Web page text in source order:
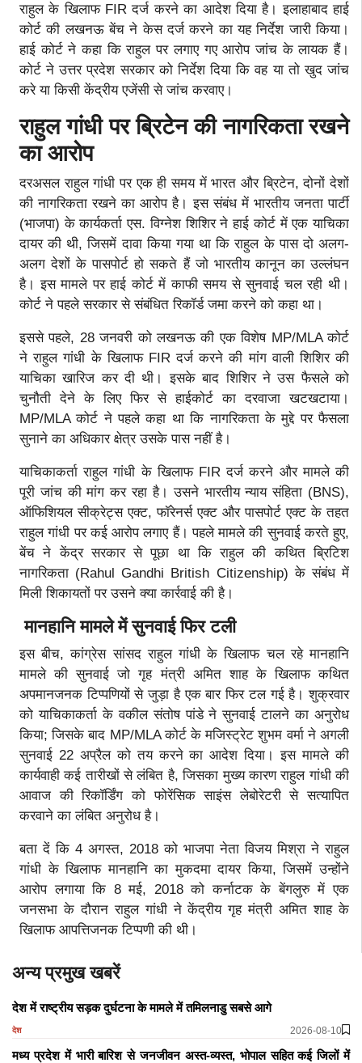
राहुल के खिलाफ FIR दर्ज करने का आदेश दिया है। इलाहाबाद हाई
कोर्ट की लखनऊ बेंच ने केस दर्ज करने का यह निर्देश जारी किया।
हाई कोर्ट ने कहा कि राहुल पर लगाए गए आरोप जांच के लायक हैं।
कोर्ट ने उत्तर प्रदेश सरकार को निर्देश दिया कि वह या तो खुद जांच
करे या किसी केंद्रीय एजेंसी से जांच करवाए।
राहुल गांधी पर ब्रिटेन की नागरिकता रखने
का आरोप
दरअसल राहुल गांधी पर एक ही समय में भारत और ब्रिटेन, दोनों देशों
की नागरिकता रखने का आरोप है। इस संबंध में भारतीय जनता पार्टी
(भाजपा) के कार्यकर्ता एस. विग्नेश शिशिर ने हाई कोर्ट में एक याचिका
दायर की थी, जिसमें दावा किया गया था कि राहुल के पास दो अलग-
अलग देशों के पासपोर्ट हो सकते हैं जो भारतीय कानून का उल्लंघन
है। इस मामले पर हाई कोर्ट में काफी समय से सुनवाई चल रही थी।
कोर्ट ने पहले सरकार से संबंधित रिकॉर्ड जमा करने को कहा था।
इससे पहले, 28 जनवरी को लखनऊ की एक विशेष MP/MLA कोर्ट
ने राहुल गांधी के खिलाफ FIR दर्ज करने की मांग वाली शिशिर की
याचिका खारिज कर दी थी। इसके बाद शिशिर ने उस फैसले को
चुनौती देने के लिए फिर से हाईकोर्ट का दरवाजा खटखटाया।
MP/MLA कोर्ट ने पहले कहा था कि नागरिकता के मुद्दे पर फैसला
सुनाने का अधिकार क्षेत्र उसके पास नहीं है।
याचिकाकर्ता राहुल गांधी के खिलाफ FIR दर्ज करने और मामले की
पूरी जांच की मांग कर रहा है। उसने भारतीय न्याय संहिता (BNS),
ऑफिशियल सीक्रेट्स एक्ट, फॉरेनर्स एक्ट और पासपोर्ट एक्ट के तहत
राहुल गांधी पर कई आरोप लगाए हैं। पहले मामले की सुनवाई करते हुए,
बेंच ने केंद्र सरकार से पूछा था कि राहुल की कथित ब्रिटिश
नागरिकता (Rahul Gandhi British Citizenship) के संबंध में
मिली शिकायतों पर उसने क्या कार्रवाई की है।
मानहानि मामले में सुनवाई फिर टली
इस बीच, कांग्रेस सांसद राहुल गांधी के खिलाफ चल रहे मानहानि
मामले की सुनवाई जो गृह मंत्री अमित शाह के खिलाफ कथित
अपमानजनक टिप्पणियों से जुड़ा है एक बार फिर टल गई है। शुक्रवार
को याचिकाकर्ता के वकील संतोष पांडे ने सुनवाई टालने का अनुरोध
किया; जिसके बाद MP/MLA कोर्ट के मजिस्ट्रेट शुभम वर्मा ने अगली
सुनवाई 22 अप्रैल को तय करने का आदेश दिया। इस मामले की
कार्यवाही कई तारीखों से लंबित है, जिसका मुख्य कारण राहुल गांधी की
आवाज की रिकॉर्डिंग को फोरेंसिक साइंस लेबोरेटरी से सत्यापित
करवाने का लंबित अनुरोध है।
बता दें कि 4 अगस्त, 2018 को भाजपा नेता विजय मिश्रा ने राहुल
गांधी के खिलाफ मानहानि का मुकदमा दायर किया, जिसमें उन्होंने
आरोप लगाया कि 8 मई, 2018 को कर्नाटक के बेंगलुरु में एक
जनसभा के दौरान राहुल गांधी ने केंद्रीय गृह मंत्री अमित शाह के
खिलाफ आपत्तिजनक टिप्पणी की थी।
अन्य प्रमुख खबरें
देश में राष्ट्रीय सड़क दुर्घटना के मामले में तमिलनाडु सबसे आगे
देश 2026-08-10
मध्य प्रदेश में भारी बारिश से जनजीवन अस्त-व्यस्त, भोपाल सहित कई जिलों में